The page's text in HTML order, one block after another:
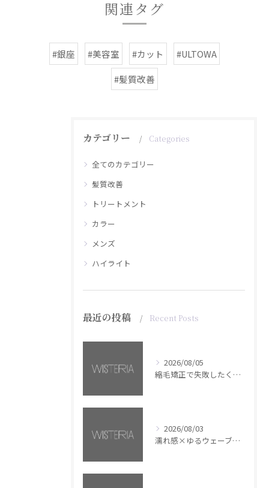
関連タグ
#銀座 #美容室 #カット
#ULTOWA
#髪質改善
カテゴリー Categories
全てのカテゴリー
髪質改善
トリートメント
カラー
メンズ
ハイライト
最近の投稿 Recent Posts
2026/08/05
縮毛矯正で失敗したくない方へ【銀座・美容室WISTERIA】
2026/08/03
濡れ感×ゆるウェーブミディアム【銀座・美容室WISTERIA】